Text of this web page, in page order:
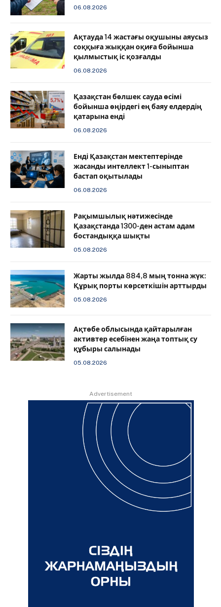
06.08.2026
Ақтауда 14 жастағы оқушыны аяусыз
соққыға жыққан оқиға бойынша
қылмыстық іс қозғалды
06.08.2026
Қазақстан бөлшек сауда өсімі
бойынша өңірдегі ең баяу елдердің
қатарына енді
06.08.2026
️Енді Қазақстан мектептерінде
жасанды интеллект 1-сыныптан
бастап оқытылады
06.08.2026
Рақымшылық нәтижесінде
Қазақстанда 1300-ден астам адам
бостандыққа шықты
05.08.2026
Жарты жылда 884,8 мың тонна жүк:
Құрық порты көрсеткішін арттырды
05.08.2026
Ақтөбе облысында қайтарылған
активтер есебінен жаңа топтық су
құбыры салынады
05.08.2026
Advertisement